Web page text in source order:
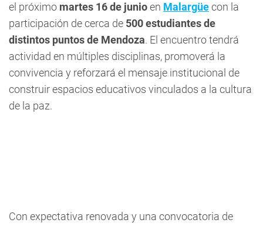
el próximo martes 16 de junioen Malargüecon la
participación de cerca de 500 estudiantes de
distintos puntos de Mendoza. El encuentro tendrá
actividad en múltiples disciplinas, promoverá la
convivencia y reforzará el mensaje institucional de
construir espacios educativos vinculados a la cultura
de la paz.
Con expectativa renovada y una convocatoria de